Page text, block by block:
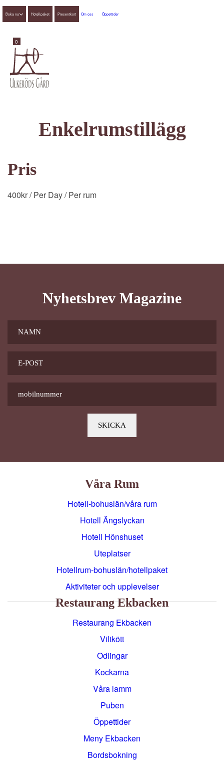
0
Boka nu Hotellpaket Presentkort Om oss Öppettider
Enkelrumstillägg
Pris
400kr/ Per Day/ Per rum
Våra Rum
Hotell-bohuslän/våra rum
Hotell Ängslyckan
Hotell Hönshuset
Uteplatser
Hotellrum-bohuslän/hotellpaket
Aktiviteter och upplevelser
Restaurang Ekbacken
Restaurang Ekbacken
Viltkött
Odlingar
Kockarna
Våra lamm
Puben
Öppettider
Meny Ekbacken
Bordsbokning
Nyhetsbrev Magazine